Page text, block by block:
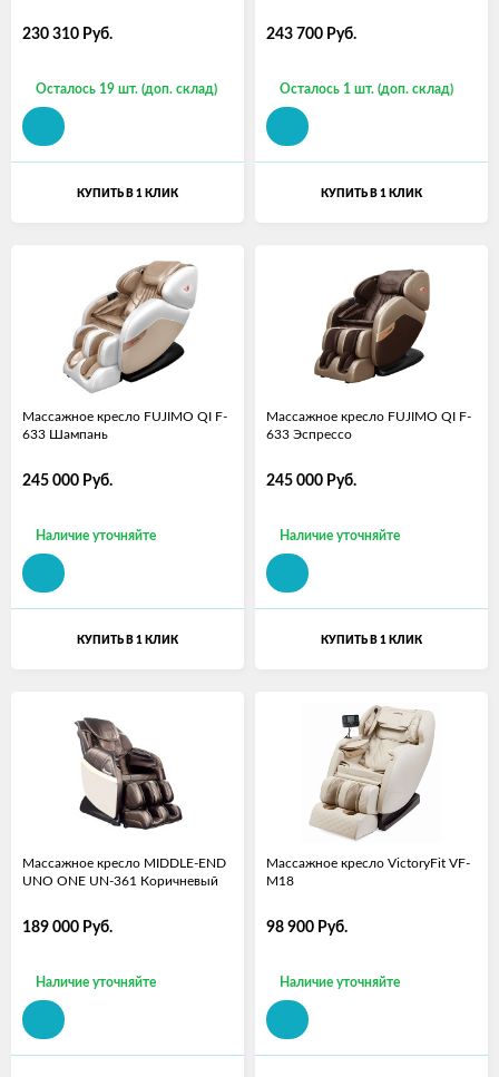
230 310 Руб.
Осталось 19 шт. (доп. склад)
КУПИТЬ В 1 КЛИК
243 700 Руб.
Осталось 1 шт. (доп. склад)
КУПИТЬ В 1 КЛИК
Массажное кресло FUJIMO QI F-
633 Шампань
245 000 Руб.
Наличие уточняйте
КУПИТЬ В 1 КЛИК
Массажное кресло FUJIMO QI F-
633 Эспрессо
245 000 Руб.
Наличие уточняйте
КУПИТЬ В 1 КЛИК
Массажное кресло MIDDLE-END
UNO ONE UN-361 Коричневый
189 000 Руб.
Наличие уточняйте
Массажное кресло VictoryFit VF-
M18
98 900 Руб.
Наличие уточняйте